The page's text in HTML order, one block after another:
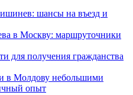
шансы на въезд и
в Москву: маршруточники
для получения гражданства
в Молдову небольшими
опыт